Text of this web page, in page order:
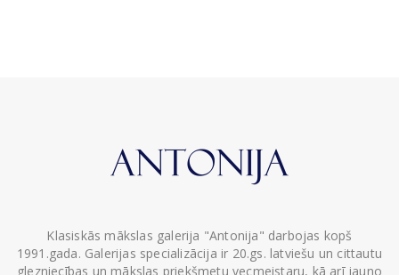
Klasiskās mākslas galerija "Antonija" darbojas kopš
1991.gada. Galerijas specializācija ir 20.gs. latviešu un cittautu
glezniecības un mākslas priekšmetu vecmeistaru, kā arī jauno